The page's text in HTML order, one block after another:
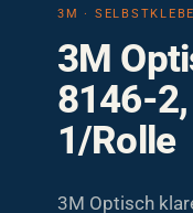
3M
8146-
1/Rolle
3M Optisch